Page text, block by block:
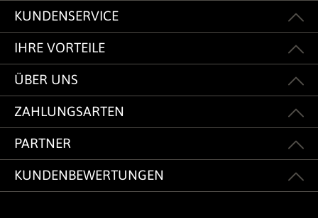
KUNDENSERVICE
IHRE VORTEILE
ÜBER UNS
ZAHLUNGSARTEN
PARTNER
KUNDENBEWERTUNGEN